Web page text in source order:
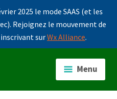
2025 le mode SAAS (et les
Rejoignez le mouvement de
surWx Alliance.
Menu